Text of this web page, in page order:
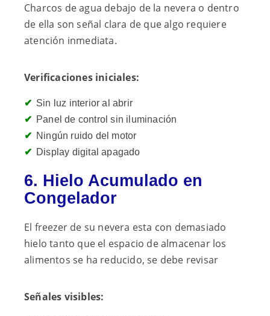
Charcos de agua debajo de la nevera o dentro
de ella son señal clara de que algo requiere
atención inmediata.
Verificaciones iniciales:
Sin luz interior al abrir
Panel de control sin iluminación
Ningún ruido del motor
Display digital apagado
6. Hielo Acumulado en
Congelador
El freezer de su nevera esta con demasiado
hielo tanto que el espacio de almacenar los
alimentos se ha reducido, se debe revisar
Señales visibles: